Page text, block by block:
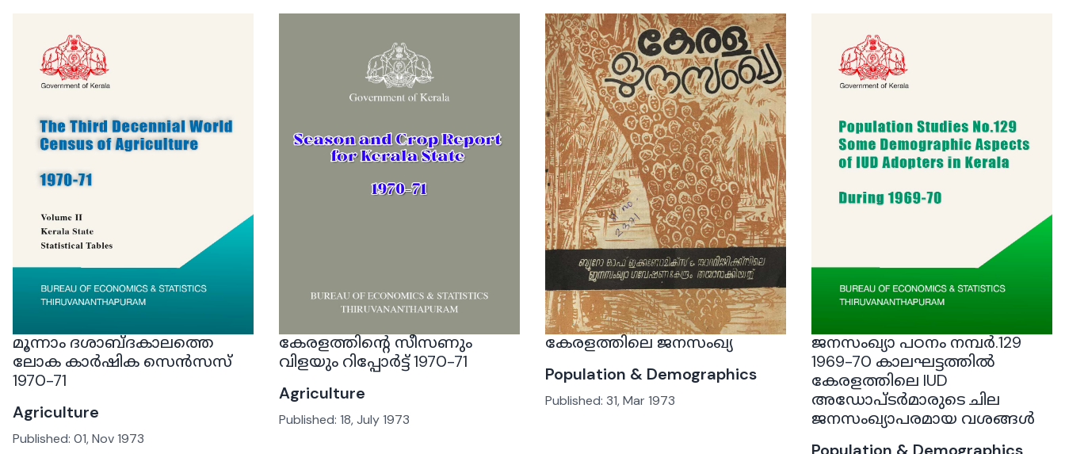
മൂന്നാം ദശാബ്ദകാലത്തെ
ലോക കാർഷിക സെൻസസ്
1970-71
Agriculture
Published: 01, Nov 1973
കേരളത്തിന്റെ സീസണും
വിളയും റിപ്പോർട്ട് 1970-71
Agriculture
Published: 18, July 1973
കേരളത്തിലെ ജനസംഖ്യ
Population & Demographics
Published: 31, Mar 1973
ജനസംഖ്യാ പഠനം നമ്പർ.129
1969-70 കാലഘട്ടത്തിൽ
കേരളത്തിലെ IUD
അഡോപ്ടർമാരുടെ ചില
ജനസംഖ്യാപരമായ വശങ്ങൾ
Population & Demographics